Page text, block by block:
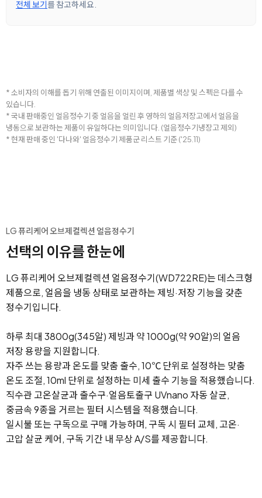
전체 보기를 참고하세요.
* 소비자의 이해를 돕기 위해 연출된 이미지이며, 제품별 색상 및 스펙은 다를 수
있습니다.
* 국내 판매중인 얼음정수기 중 얼음을 얼린 후 영하의 얼음저장고에서 얼음을
냉동으로 보관하는 제품이 유일하다는 의미입니다. (얼음정수기냉장고 제외)
* 현재 판매 중인 '다나와' 얼음정수기 제품군 리스트 기준 ('25.11)
LG 퓨리케어 오브제컬렉션 얼음정수기
선택의 이유를 한눈에
LG 퓨리케어 오브제컬렉션 얼음정수기(WD722RE)는 데스크형
제품으로, 얼음을 냉동 상태로 보관하는 제빙·저장 기능을 갖춘
정수기입니다.
하루 최대 3800g(345알) 제빙과 약 1000g(약 90알)의 얼음
저장 용량을 지원합니다.
자주 쓰는 용량과 온도를 맞춤 출수, 10℃ 단위로 설정하는 맞춤
온도 조절, 10ml 단위로 설정하는 미세 출수 기능을 적용했습니다.
직수관 고온살균과 출수구·얼음토출구 UVnano 자동 살균,
중금속 9종을 거르는 필터 시스템을 적용했습니다.
일시불 또는 구독으로 구매 가능하며, 구독 시 필터 교체, 고온·
고압 살균 케어, 구독 기간 내 무상 A/S를 제공합니다.